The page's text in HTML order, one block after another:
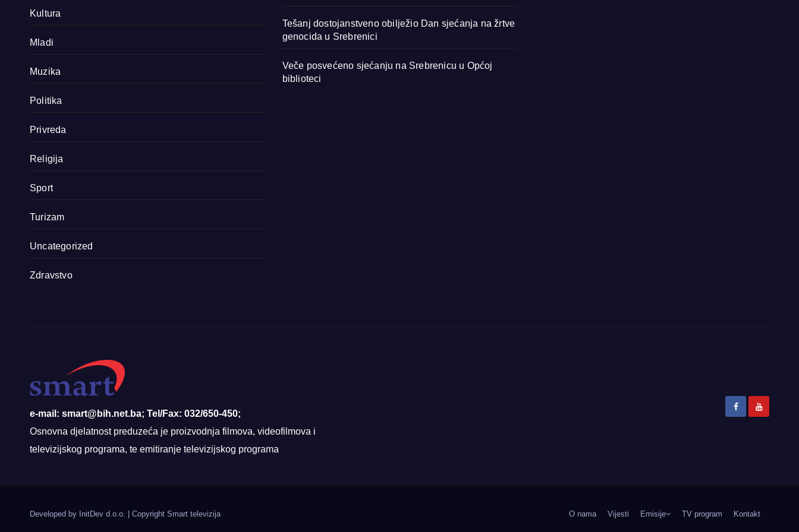
Kultura
Mladi
Muzika
Politika
Privreda
Religija
Sport
Turizam
Uncategorized
Zdravstvo
Tešanj dostojanstveno obilježio Dan sjećanja na žrtve
genocida u Srebrenici
Veče posvećeno sjećanju na Srebrenicu u Općoj
biblioteci
e-mail: smart@bih.net.ba; Tel/Fax: 032/650-450;
Osnovna djelatnost preduzeća je proizvodnja filmova, videofilmova i
televizijskog programa, te emitiranje televizijskog programa
Developed by InitDev d.o.o. Copyright Smart televizija O nama Vijesti Emisije TV program Kontakt